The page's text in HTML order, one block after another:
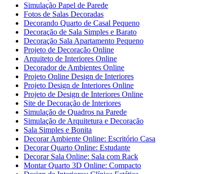
Simulação Papel de Parede
Fotos de Salas Decoradas
Decorando Quarto de Casal Pequeno
Decoração de Sala Simples e Barato
Decoração Sala Apartamento Pequeno
Projeto de Decoração Online
Arquiteto de Interiores Online
Decorador de Ambientes Online
Projeto Online Design de Interiores
Projeto Design de Interiores Online
Projeto de Design de Interiores Online
Site de Decoração de Interiores
Simulação de Quadros na Parede
Simulação de Arquitetura e Decoração
Sala Simples e Bonita
Decorar Ambiente Online: Escritório Casa
Decorar Quarto Online: Estudante
Decorar Sala Online: Sala com Rack
Montar Quarto 3D Online: Compacto